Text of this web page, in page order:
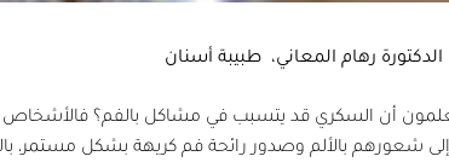
رهام المعاني، طبيبة أسنان
أن السكري قد يتسبب في مشاكل بالفم؟ فالأشخاص
شعورهم بالألم وصدور رائحة فم كريهة بشكل مستمر،